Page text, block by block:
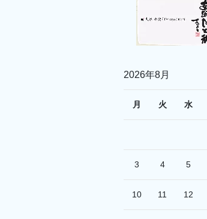
2026年8月
月 火 水
3 4 5
10 11 12